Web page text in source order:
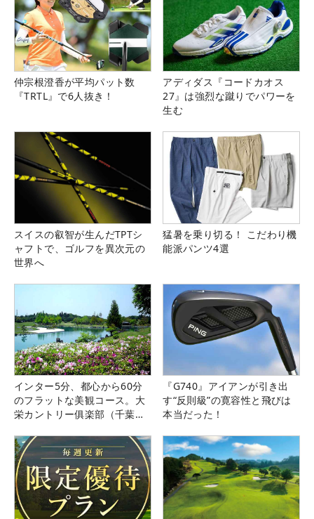
仲宗根澄香が平均パット数
『TRTL』で6人抜き！
アディダス『コードカオス
27』は強烈な蹴りでパワーを
生む
スイスの叡智が生んだTPTシ
ャフトで、ゴルフを異次元の
世界へ
猛暑を乗り切る！ こだわり機
能派パンツ4選
インター5分、都心から60分
のフラットな美観コース。大
栄カントリー俱楽部（千葉
『G740』アイアンが引き出
す“反則級”の寛容性と飛びは
本当だった！